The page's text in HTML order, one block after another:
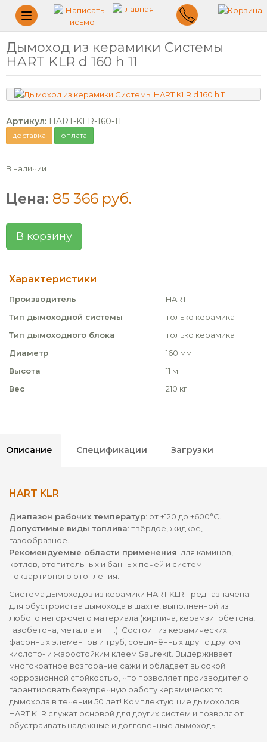
Меню
Дымоход из керамики Системы
HART KLR d 160 h 11
Артикул: HART-KLR-160-11
доставка оплата
В наличии
Цена: 85 366 руб.
В корзину
Характеристики
Производитель
HART
Тип дымоходной системы
только керамика
Тип дымоходного блока
только керамика
Диаметр
160 мм
Высота
11 м
Вес
210 кг
Описание Спецификации Загрузки
HART KLR
Диапазон рабочих температур: от +120 до +600°С.
Допустимые виды топлива: твёрдое, жидкое,
газообразное.
Рекомендуемые области применения: для каминов,
котлов, отопительных и банных печей и систем
поквартирного отопления.
Система дымоходов из керамики HART KLR предназначена
для обустройства дымохода в шахте, выполненной из
любого негорючего материала (кирпича, керамзитобетона,
газобетона, металла и т.п.). Состоит из керамических
фасонных элементов и труб, соединённых друг с другом
кислото- и жаростойким клеем Saurekit. Выдерживает
многократное возгорание сажи и обладает высокой
коррозионной стойкостью, что позволяет производителю
гарантировать безупречную работу керамического
дымохода в течении 50 лет! Комплектующие дымоходов
HART KLR служат основой для других систем и позволяют
обустраивать надёжные и долговечные дымоходы.